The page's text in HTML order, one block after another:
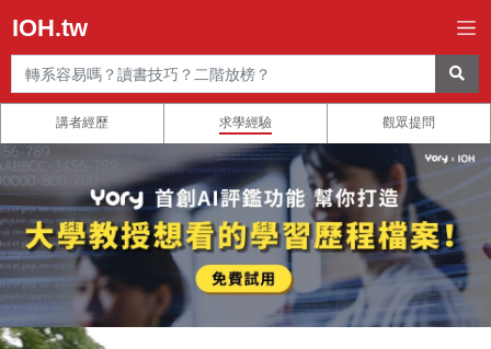
IOH.tw
講者經歷 求學經驗 觀眾提問